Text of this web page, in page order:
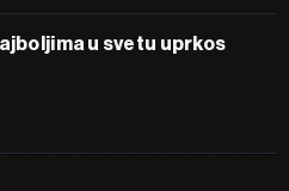
u svetu uprkos